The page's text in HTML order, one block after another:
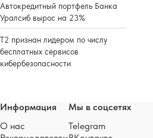
Автокредитный портфель Банка
Уралсиб вырос на 23%
Т2 признан лидером по числу
бесплатных сервисов
кибербезопасности
Информация
О нас
Мы в соцсетях
Telegram